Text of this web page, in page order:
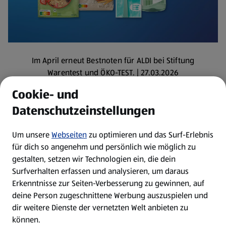
Im April erneut Bestnoten für ALDI bei Stiftung
Warentest und ÖKO-TEST. | 27.03.2026
Cookie- und
Datenschutzeinstellungen
Um unsereWebseitenzu optimieren und das Surf-Erlebnis
für dich so angenehm und persönlich wie möglich zu
gestalten, setzen wir Technologien ein, die dein
Surfverhalten erfassen und analysieren, um daraus
Erkenntnisse zur Seiten-Verbesserung zu gewinnen, auf
deine Person zugeschnittene Werbung auszuspielen und
dir weitere Dienste der vernetzten Welt anbieten zu
können.